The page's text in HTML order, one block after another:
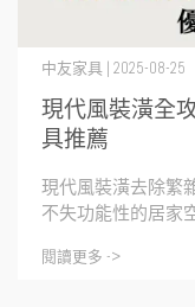
現代風裝潢全
具推薦
中友家具 | 2025-08-25
現代風裝潢去除繁
不失功能性的居家
閱讀更多 ->